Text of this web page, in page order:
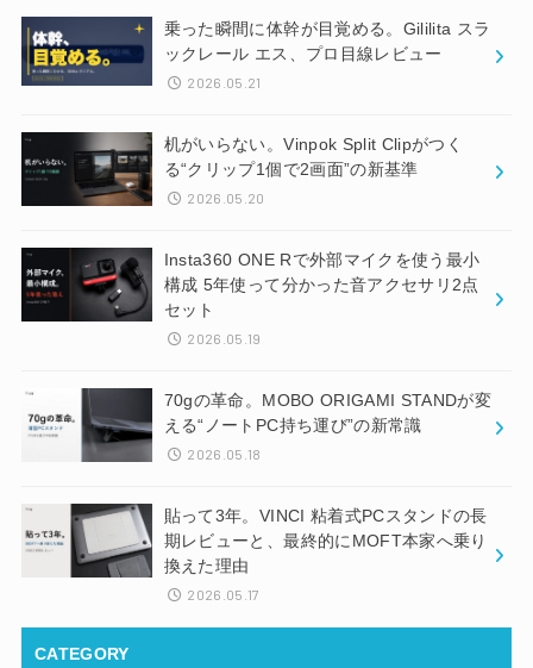
乗った瞬間に体幹が目覚める。Gililita スラ
ックレール エス、プロ目線レビュー
2026.05.21
机がいらない。Vinpok Split Clipがつく
る“クリップ1個で2画面”の新基準
2026.05.20
Insta360 ONE Rで外部マイクを使う最小
構成 5年使って分かった音アクセサリ2点
セット
2026.05.19
70gの革命。MOBO ORIGAMI STANDが変
える“ノートPC持ち運び”の新常識
2026.05.18
貼って3年。VINCI 粘着式PCスタンドの長
期レビューと、最終的にMOFT本家へ乗り
換えた理由
2026.05.17
CATEGORY